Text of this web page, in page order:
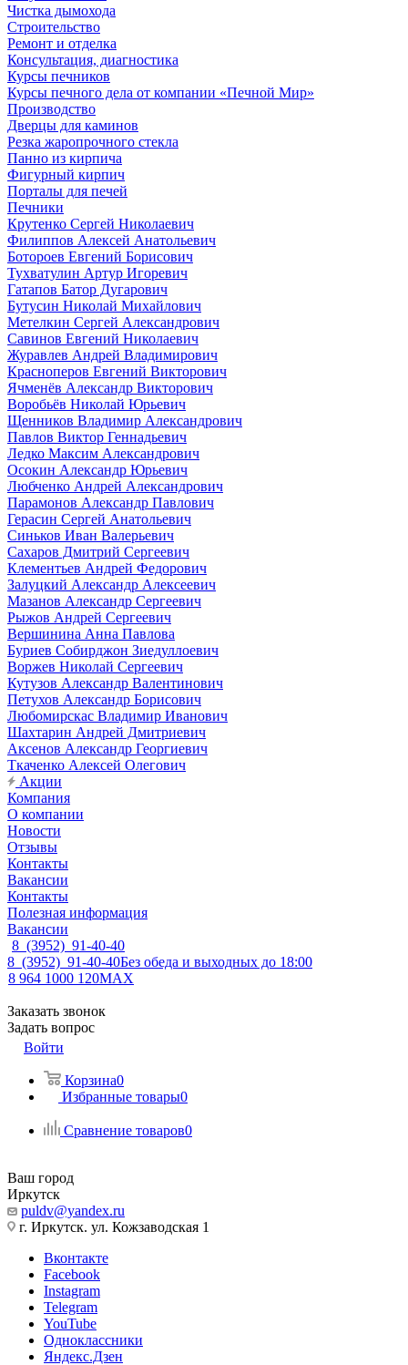
Чистка дымохода
Строительство
Ремонт и отделка
Консультация, диагностика
Курсы печников
Курсы печного дела от компании «Печной Мир»
Производство
Дверцы для каминов
Резка жаропрочного стекла
Панно из кирпича
Фигурный кирпич
Порталы для печей
Печники
Крутенко Сергей Николаевич
Филиппов Алексей Анатольевич
Ботороев Евгений Борисович
Тухватулин Артур Игоревич
Гатапов Батор Дугарович
Бутусин Николай Михайлович
Метелкин Сергей Александрович
Савинов Евгений Николаевич
Журавлев Андрей Владимирович
Красноперов Евгений Викторович
Ячменёв Александр Викторович
Воробьёв Николай Юрьевич
Щенников Владимир Александрович
Павлов Виктор Геннадьевич
Ледко Максим Александрович
Осокин Александр Юрьевич
Любченко Андрей Александрович
Парамонов Александр Павлович
Герасин Сергей Анатольевич
Синьков Иван Валерьевич
Сахаров Дмитрий Сергеевич
Клементьев Андрей Федорович
Залуцкий Александр Алексеевич
Мазанов Александр Сергеевич
Рыжов Андрей Сергеевич
Вершинина Анна Павлова
Буриев Собирджон Зиедуллоевич
Воржев Николай Сергеевич
Кутузов Александр Валентинович
Петухов Александр Борисович
Любомирскас Владимир Иванович
Шахтарин Андрей Дмитриевич
Аксенов Александр Георгиевич
Ткаченко Алексей Олегович
Акции
Компания
О компании
Новости
Отзывы
Контакты
Вакансии
Контакты
Полезная информация
Вакансии
8 (3952) 91-40-40
8 (3952) 91-40-40Без обеда и выходных до 18:00
8 964 1000 120MAX
Заказать звонок
Задать вопрос
Войти
Корзина0
Избранные товары0
Сравнение товаров0
Ваш город
Иркутск
puldv@yandex.ru
г. Иркутск. ул. Кожзаводская 1
Вконтакте
Facebook
Instagram
Telegram
YouTube
Одноклассники
Яндекс.Дзен